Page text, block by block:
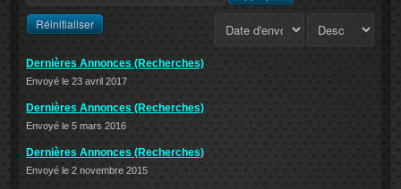
Réinitialiser
Dernières Annonces (Recherches)
Envoyé le 23 avril 2017
Dernières Annonces (Recherches)
Envoyé le 5 mars 2016
Dernières Annonces (Recherches)
Envoyé le 2 novembre 2015